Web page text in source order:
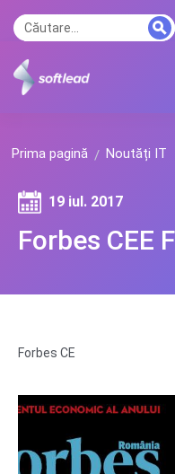
Prima pagină Noutăți IT
Forbes CEE
19 iul. 2017
Forbes CE